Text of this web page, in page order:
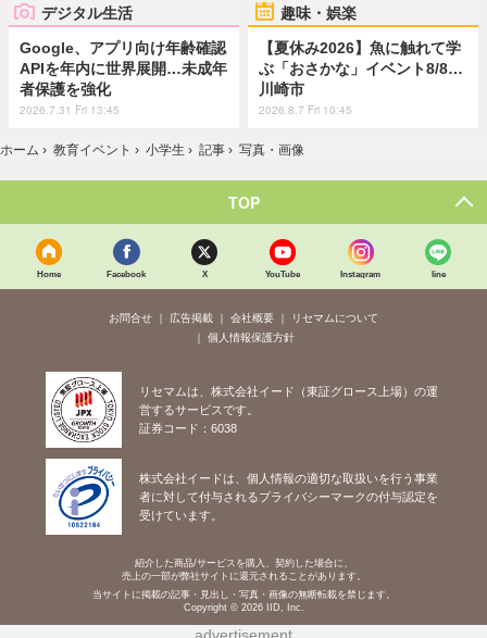
デジタル生活
Google、アプリ向け年齢確認
APIを年内に世界展開…未成年
者保護を強化
2026.7.31 Fri 13:45
趣味・娯楽
【夏休み2026】魚に触れて学
ぶ「おさかな」イベント8/8…
川崎市
2026.8.7 Fri 10:45
ホーム › 教育イベント › 小学生 › 記事 › 写真・画像
TOP
Home Facebook X YouTube Instagram line
お問合せ 広告掲載 会社概要
リセマムについて
個人情報保護方針
リセマムは、株式会社イード（東証グロース上場）の運
営するサービスです。
証券コード：6038
株式会社イードは、個人情報の適切な取扱いを行う事業
者に対して付与されるプライバシーマークの付与認定を
受けています。
紹介した商品/サービスを購入、契約した場合に、
売上の一部が弊社サイトに還元されることがあります。
当サイトに掲載の記事・見出し・写真・画像の無断転載を禁じます。
Copyright © 2026 IID, Inc.